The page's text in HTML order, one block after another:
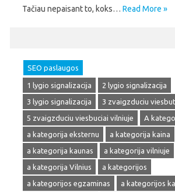
Tačiau nepaisant to, koks… Read More »
SEO paslaugos
1 lygio signalizacija
2 lygio signalizacija
3 lygio signalizacija
3 zvaigzduciu
5 zvaigzduciu viesbuciai vilniuje
A
a kategorija eksternu
a kategorija kaina
a kategorija kaunas
a kategorija vilniuje
a kategorija Vilnius
a kategorijos
a kategorijos egzaminas
a kategorijos